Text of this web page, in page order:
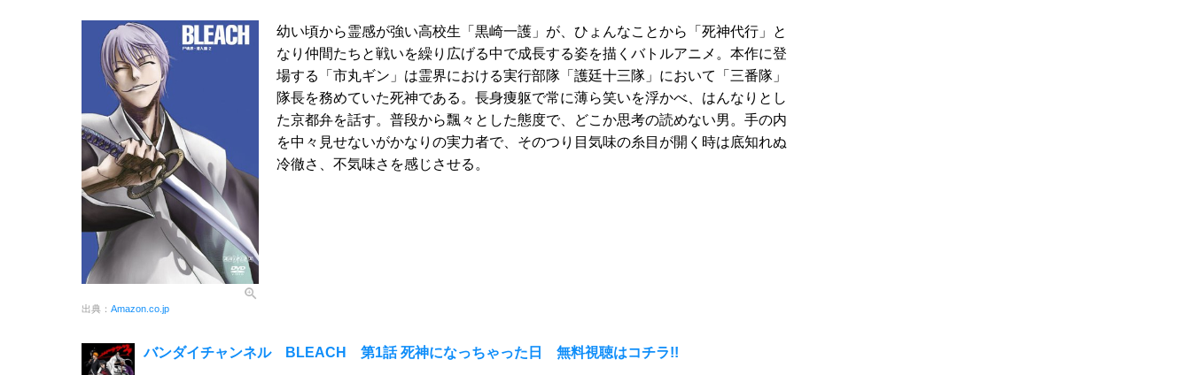
出典： Amazon.co.jp
幼い頃から霊感が強い高校生「黒崎一護」が、ひょんなことから「死神代行」と
なり仲間たちと戦いを繰り広げる中で成長する姿を描くバトルアニメ。本作に登
場する「市丸ギン」は霊界における実行部隊「護廷十三隊」において「三番隊」
隊長を務めていた死神である。長身痩躯で常に薄ら笑いを浮かべ、はんなりとし
た京都弁を話す。普段から飄々とした態度で、どこか思考の読めない男。手の内
を中々見せないがかなりの実力者で、そのつり目気味の糸目が開く時は底知れぬ
冷徹さ、不気味さを感じさせる。
バンダイチャンネル BLEACH 第1話 死神になっちゃった日 無料視聴はコチラ!!